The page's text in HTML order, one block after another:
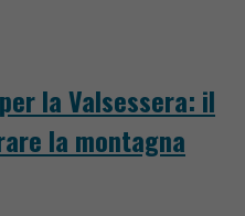
la Valsessera: il
la montagna